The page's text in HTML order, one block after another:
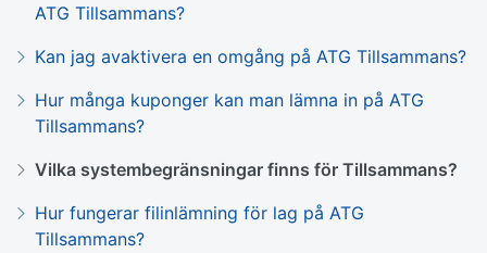
ATG Tillsammans?
Kan jag avaktivera en omgång på ATG Tillsammans?
Hur många kuponger kan man lämna in på ATG
Tillsammans?
Vilka systembegränsningar finns för Tillsammans?
Hur fungerar filinlämning för lag på ATG
Tillsammans?